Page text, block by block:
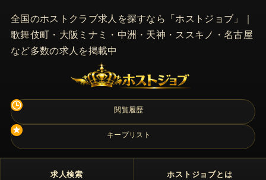
全国のホストクラブ求人を探すなら「ホストジョブ」｜
歌舞伎町・大阪ミナミ・中洲・天神・ススキノ・名古屋
など多数の求人を掲載中
閲覧履歴
キープリスト
求人検索 ホストジョブとは